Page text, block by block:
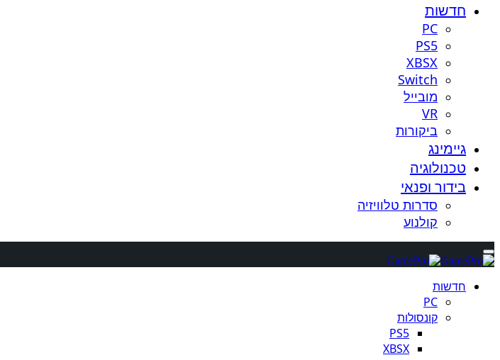
חדשות
PC
PS5
XBSX
Switch
מובייל
VR
ביקורות
גיימינג
טכנולוגיה
בידור ופנאי
סדרות טלוויזיה
קולנוע
חדשות
PC
קונסולות
PS5
XBSX